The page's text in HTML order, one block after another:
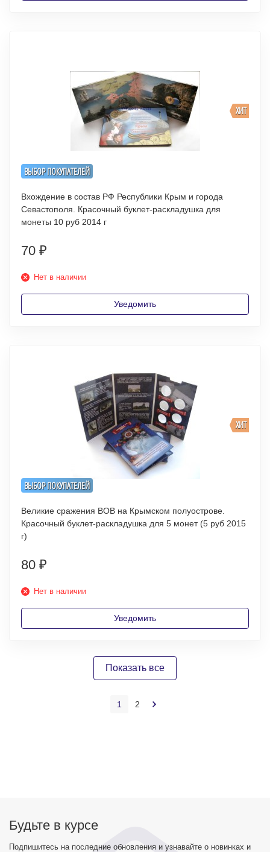
ВЫБОР ПОКУПАТЕЛЕЙ
ХИТ
Вхождение в состав РФ Республики Крым и города
Севастополя. Красочный буклет-раскладушка для
монеты 10 руб 2014 г
70 ₽
Нет в наличии
Уведомить
ВЫБОР ПОКУПАТЕЛЕЙ
ХИТ
Великие сражения ВОВ на Крымском полуострове.
Красочный буклет-раскладушка для 5 монет (5 руб 2015
г)
80 ₽
Нет в наличии
Уведомить
Показать все
1 2
Будьте в курсе
Подпишитесь на последние обновления и узнавайте о новинках и